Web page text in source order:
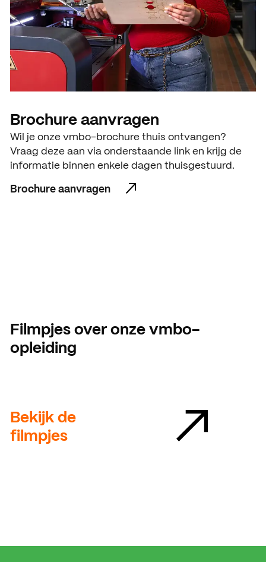
Brochure aanvragen
Wil je onze vmbo-brochure thuis ontvangen?
Vraag deze aan via onderstaande link en krijg de
informatie binnen enkele dagen thuisgestuurd.
Brochure aanvragen
Filmpjes over onze vmbo-
opleiding
Bekijk de
filmpjes